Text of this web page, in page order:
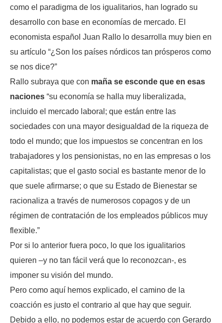
como el paradigma de los igualitarios, han logrado su
desarrollo con base en economías de mercado. El
economista español Juan Rallo lo desarrolla muy bien en
su artículo “¿Son los países nórdicos tan prósperos como
se nos dice?”
Rallo subraya que con maña se esconde que en esas
naciones “su economía se halla muy liberalizada,
incluido el mercado laboral; que están entre las
sociedades con una mayor desigualdad de la riqueza de
todo el mundo; que los impuestos se concentran en los
trabajadores y los pensionistas, no en las empresas o los
capitalistas; que el gasto social es bastante menor de lo
que suele afirmarse; o que su Estado de Bienestar se
racionaliza a través de numerosos copagos y de un
régimen de contratación de los empleados públicos muy
flexible.”
Por si lo anterior fuera poco, lo que los igualitarios
quieren –y no tan fácil verá que lo reconozcan-, es
imponer su visión del mundo.
Pero como aquí hemos explicado, el camino de la
coacción es justo el contrario al que hay que seguir.
Debido a ello, no podemos estar de acuerdo con Gerardo